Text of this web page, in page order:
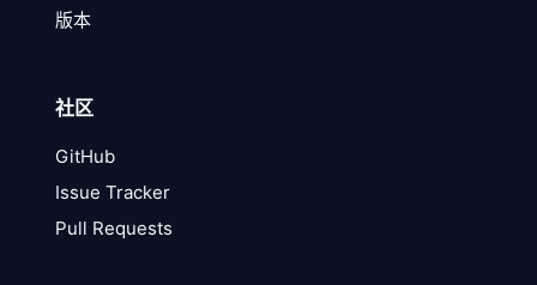
版本
社区
GitHub
Issue Tracker
Pull Requests